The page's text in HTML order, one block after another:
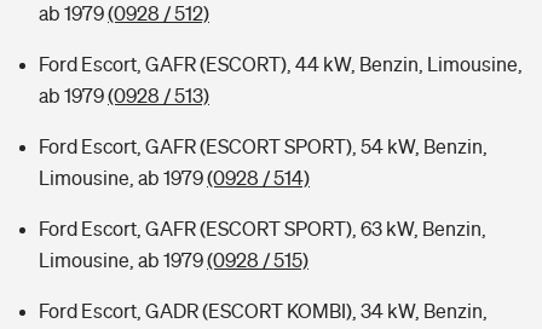
ab 1979(0928 / 512)
Ford Escort, GAFR (ESCORT), 44 kW, Benzin, Limousine,
ab 1979(0928 / 513)
Ford Escort, GAFR (ESCORT SPORT), 54 kW, Benzin,
Limousine, ab 1979(0928 / 514)
Ford Escort, GAFR (ESCORT SPORT), 63 kW, Benzin,
Limousine, ab 1979(0928 / 515)
Ford Escort, GADR (ESCORT KOMBI), 34 kW, Benzin,